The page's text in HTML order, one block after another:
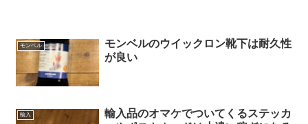
モンベル
モンベルのウイックロン靴下は耐久性
が良い
輸入
輸入品のオマケでついてくるステッカ